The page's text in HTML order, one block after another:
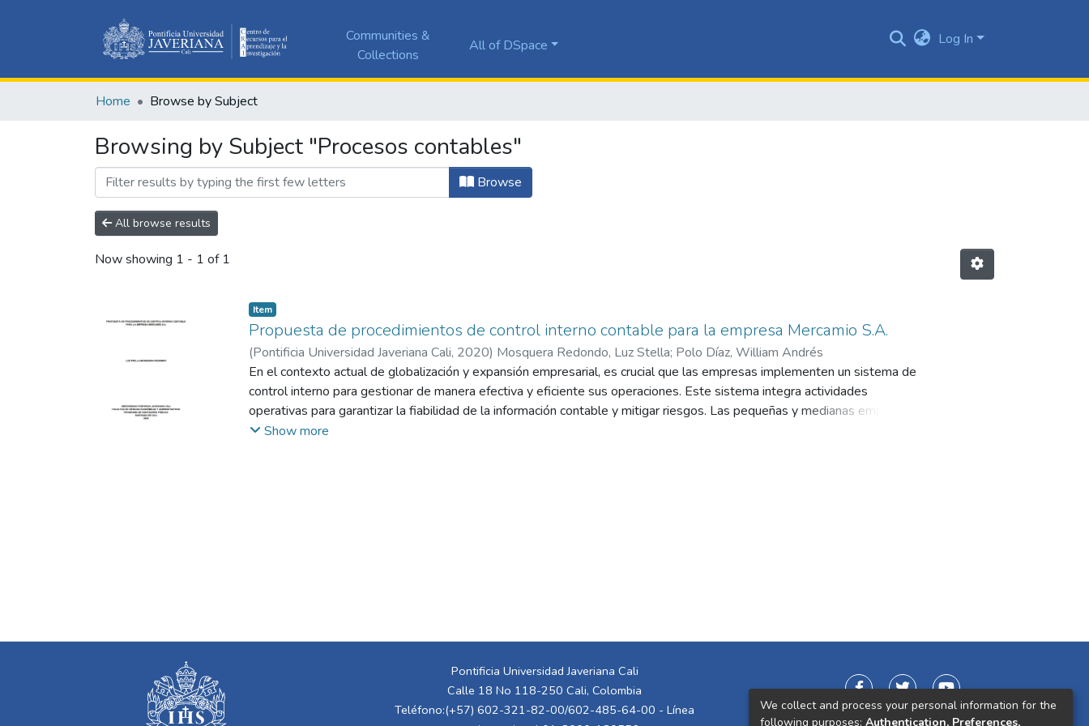
Communities &
Collections
All of DSpace Log In
Home Browse by Subject
Browsing by Subject "Procesos contables"
Browse
All browse results
Now showing 1 - 1 of 1
Item
Propuesta de procedimientos de control interno contable para la empresa Mercamio S.A.
(Pontificia Universidad Javeriana Cali, 2020) Mosquera Redondo, Luz Stella; Polo Díaz, William Andrés
En el contexto actual de globalización y expansión empresarial, es crucial que las empresas implementen un sistema de
control interno para gestionar de manera efectiva y eficiente sus operaciones. Este sistema integra actividades
operativas para garantizar la fiabilidad de la información contable y mitigar riesgos. Las pequeñas y medianas empresas,
a menudo carentes de estructuras formales y planificación, enfrentan problemas como malversación, incumplimiento de
Show more
Pontificia Universidad Javeriana Cali
Calle 18 No 118-250 Cali, Colombia
Teléfono:(+57) 602-321-82-00/602-485-64-00 - Línea
We collect and process your personal information for the
following purposes: Authentication, Preferences,